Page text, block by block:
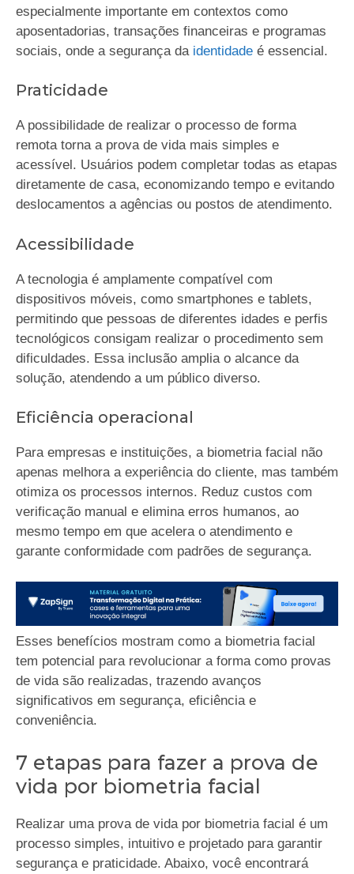
especialmente importante em contextos como
aposentadorias, transações financeiras e programas
sociais, onde a segurança da identidade é essencial.
Praticidade
A possibilidade de realizar o processo de forma
remota torna a prova de vida mais simples e
acessível. Usuários podem completar todas as etapas
diretamente de casa, economizando tempo e evitando
deslocamentos a agências ou postos de atendimento.
Acessibilidade
A tecnologia é amplamente compatível com
dispositivos móveis, como smartphones e tablets,
permitindo que pessoas de diferentes idades e perfis
tecnológicos consigam realizar o procedimento sem
dificuldades. Essa inclusão amplia o alcance da
solução, atendendo a um público diverso.
Eficiência operacional
Para empresas e instituições, a biometria facial não
apenas melhora a experiência do cliente, mas também
otimiza os processos internos. Reduz custos com
verificação manual e elimina erros humanos, ao
mesmo tempo em que acelera o atendimento e
garante conformidade com padrões de segurança.
Esses benefícios mostram como a biometria facial
tem potencial para revolucionar a forma como provas
de vida são realizadas, trazendo avanços
significativos em segurança, eficiência e
conveniência.
7 etapas para fazer a prova de
vida por biometria facial
Realizar uma prova de vida por biometria facial é um
processo simples, intuitivo e projetado para garantir
segurança e praticidade. Abaixo, você encontrará